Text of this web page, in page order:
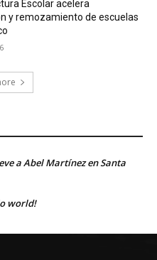
Escolar acelera
y remozamiento de escuelas
a Abel Martínez en Santa
world!